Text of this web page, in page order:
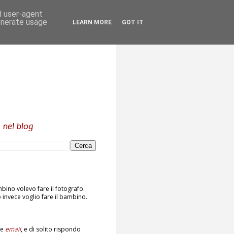
nel blog
volevo fare il fotografo.
invece voglio fare il bambino.
email, e di solito rispondo
user-agent
usage
LEARN MORE GOT IT